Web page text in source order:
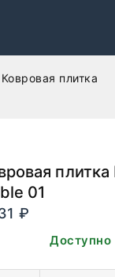
Ковровая плитка
01
₽